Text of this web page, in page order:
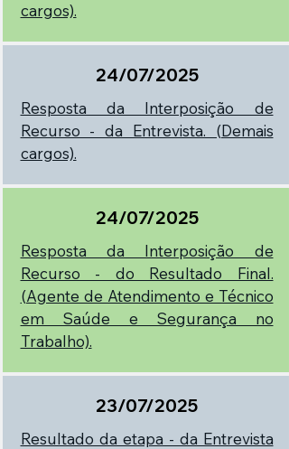
cargos).
24/07/2025
Resposta da Interposição de
Recurso - da Entrevista. (Demais
cargos).
24/07/2025
Resposta da Interposição de
Recurso - do Resultado Final.
(Agente de Atendimento e Técnico
em Saúde e Segurança no
Trabalho).
23/07/2025
Resultado da etapa - da Entrevista